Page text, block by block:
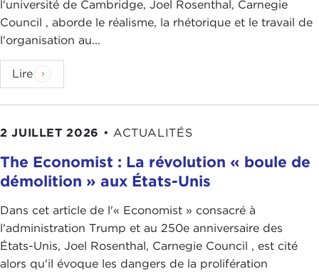
l'université de Cambridge, Joel Rosenthal, Carnegie
Council , aborde le réalisme, la rhétorique et le travail de
l'organisation au...
Lire
2 JUILLET 2026 • ACTUALITÉS
The Economist : La révolution « boule de
démolition » aux États-Unis
Dans cet article de l'« Economist » consacré à
l'administration Trump et au 250e anniversaire des
États-Unis, Joel Rosenthal, Carnegie Council , est cité
alors qu'il évoque les dangers de la prolifération